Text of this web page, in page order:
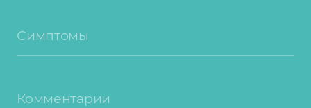
практике - от научных исследований к
повседневной практике», г.
Симптомы
Комментарии